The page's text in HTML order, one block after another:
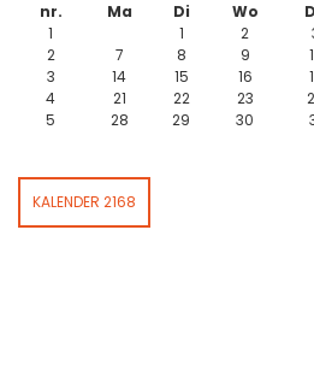
nr. Ma Di Wo
1
1 2
2
7 8 9
3
14 15 16
4
21 22 23
5
28 29 30
KALENDER 2168